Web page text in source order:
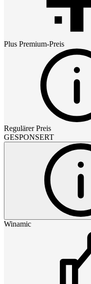
Plus Premium-Preis
Regulärer Preis
GESPONSERT
Winamic